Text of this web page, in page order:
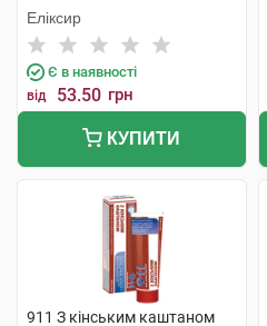
Еліксир
Є в наявності
від 53.50 грн
КУПИТИ
911 З кінським каштаном